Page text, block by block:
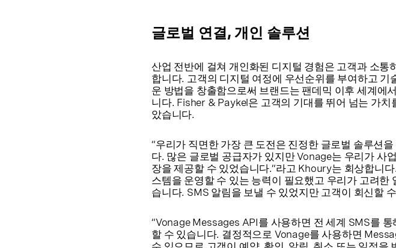
글로벌 연결, 개인 솔루션
산업 전반에 걸쳐 개인화된 디지털 경험은 고객과 소통
합니다. 고객의 디지털 여정에 우선순위를 부여하고
운 방법을 창출함으로써 브랜드는 팬데믹 이후 세계에
니다. Fisher & Paykel은 고객의 기대를 뛰어 넘는 가
았습니다.
“우리가 직면한 가장 큰 도전은 진정한 글로벌 솔루션
다. 많은 글로벌 공급자가 있지만 Vonage는 우리가 사
장을 제공할 수 있었습니다.”라고 Khoury는 회상합니
스템을 운영할 수 있는 능력이 필요했고 우리가 고려한
습니다. SMS 알림을 보낼 수 있었지만 고객이 회신할
“Vonage Messages API를 사용하면 전 세계 SMS를
할 수 있습니다. 결정적으로 Vonage를 사용하면